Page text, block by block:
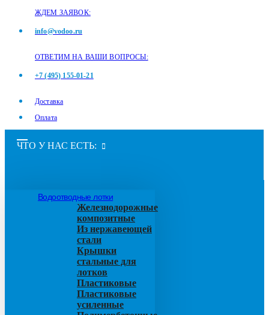
ЖДЕМ ЗАЯВОК:
info@vodoo.ru
ОТВЕТИМ НА ВАШИ ВОПРОСЫ:
+7 (495) 155-01-21
Доставка
Оплата
ЧТО У НАС ЕСТЬ:
Водоотводные лотки
Железнодорожные
композитные
Из нержавеющей
стали
Крышки
стальные для
лотков
Пластиковые
Пластиковые
усиленные